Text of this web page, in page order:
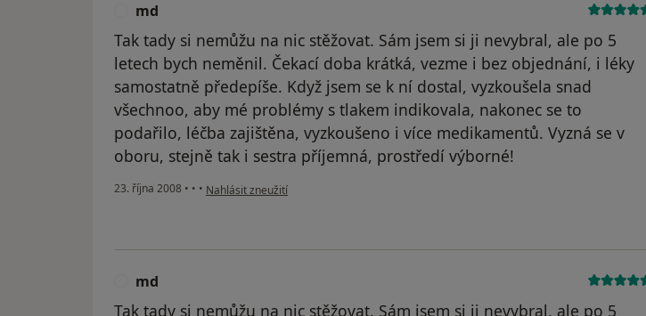
md
Tak tady si nemůžu na nic stěžovat. Sám jsem si ji nevybral, ale po 5
letech bych neměnil. Čekací doba krátká, vezme i bez objednání, i léky
samostatně předepíše. Když jsem se k ní dostal, vyzkoušela snad
všechnoo, aby mé problémy s tlakem indikovala, nakonec se to
podařilo, léčba zajištěna, vyzkoušeno i více medikamentů. Vyzná se v
oboru, stejně tak i sestra příjemná, prostředí výborné!
23. října 2008 • • • podle názoru uživatele md
Nahlásit zneužití
md
Tak tady si nemůžu na nic stěžovat. Sám jsem si ji nevybral, ale po 5